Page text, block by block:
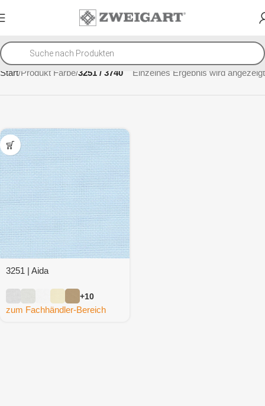
Start Produkt Farbe 3251 / 3740 Einzelnes Ergebnis wird angezeigt
3251 | Aida
+10
zum Fachhändler-Bereich